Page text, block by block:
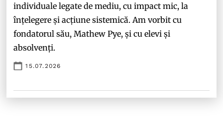
individuale legate de mediu, cu impact mic, la
înțelegere și acțiune sistemică. Am vorbit cu
fondatorul său, Mathew Pye, și cu elevi și
absolvenți.
15.07.2026